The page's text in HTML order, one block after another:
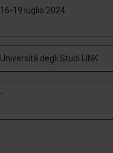
16-19 luglio 2024
Università degli Studi LINK
-